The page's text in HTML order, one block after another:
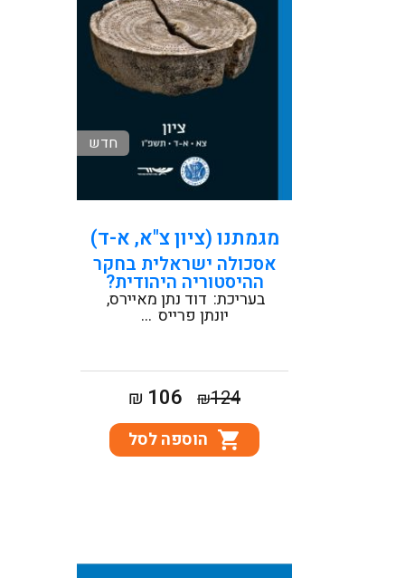
חדש
קראו עוד
מגמתנו (ציון צ"א, א-ד)
אסכולה ישראלית בחקר
ההיסטוריה היהודית?
בעריכת: דוד נתן מאיירס
יונתן פרייס...
₪124
המחיר
המקורי
היה:
₪106
המחיר
הנוכחי
הוא:הוספה לסל